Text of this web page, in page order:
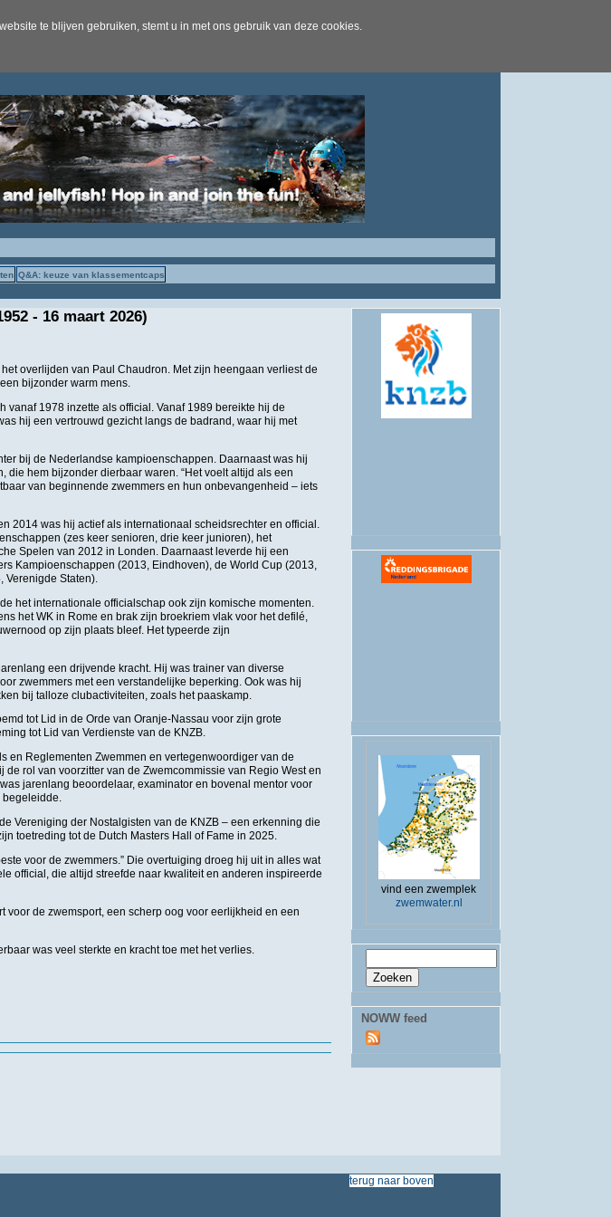
te blijven gebruiken, stemt u in met ons gebruik van deze cookies.
Q&A: keuze van klassementcaps
- 16 maart 2026)
overlijden van Paul Chaudron. Met zijn heengaan verliest de
bijzonder warm mens.
vanaf 1978 inzette als official. Vanaf 1989 bereikte hij de
hij een vertrouwd gezicht langs de badrand, waar hij met
bij de Nederlandse kampioenschappen. Daarnaast was hij
hem bijzonder dierbaar waren. “Het voelt altijd als een
van beginnende zwemmers en hun onbevangenheid – iets
2014 was hij actief als internationaal scheidsrechter en official.
(zes keer senioren, drie keer junioren), het
Spelen van 2012 in Londen. Daarnaast leverde hij een
Kampioenschappen (2013, Eindhoven), de World Cup (2013,
Verenigde Staten).
het internationale officialschap ook zijn komische momenten.
het WK in Rome en brak zijn broekriem vlak voor het defilé,
op zijn plaats bleef. Het typeerde zijn
een drijvende kracht. Hij was trainer van diverse
zwemmers met een verstandelijke beperking. Ook was hij
bij talloze clubactiviteiten, zoals het paaskamp.
tot Lid in de Orde van Oranje-Nassau voor zijn grote
tot Lid van Verdienste van de KNZB.
en Reglementen Zwemmen en vertegenwoordiger van de
rol van voorzitter van de Zwemcommissie van Regio West en
jarenlang beoordelaar, examinator en bovenal mentor voor
begeleidde.
Vereniging der Nostalgisten van de KNZB – een erkenning die
toetreding tot de Dutch Masters Hall of Fame in 2025.
voor de zwemmers.” Die overtuiging droeg hij uit in alles wat
official, die altijd streefde naar kwaliteit en anderen inspireerde
de zwemsport, een scherp oog voor eerlijkheid en een
was veel sterkte en kracht toe met het verlies.
vind een zwemplek
zwemwater.nl
Zoekveld
NOWW feed
terug naar boven